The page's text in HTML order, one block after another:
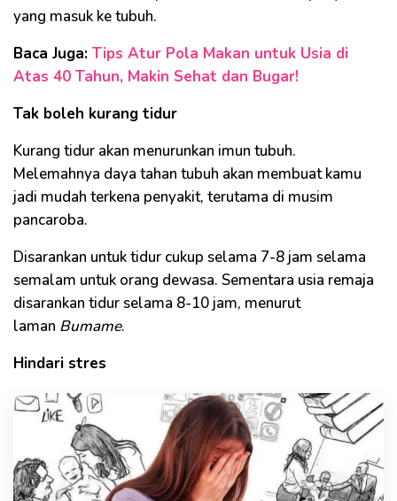
yang masuk ke tubuh.
Baca Juga: Tips Atur Pola Makan untuk Usia di
Atas 40 Tahun, Makin Sehat dan Bugar!
Tak boleh kurang tidur
Kurang tidur akan menurunkan imun tubuh.
Melemahnya daya tahan tubuh akan membuat kamu
jadi mudah terkena penyakit, terutama di musim
pancaroba.
Disarankan untuk tidur cukup selama 7-8 jam selama
semalam untuk orang dewasa. Sementara usia remaja
disarankan tidur selama 8-10 jam, menurut
laman Bumame.
Hindari stres